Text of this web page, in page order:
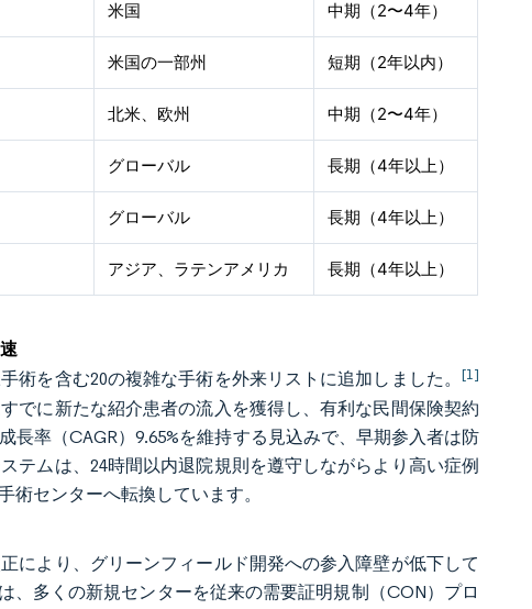
米国 中期（2〜4年）
米国の一部州 短期（2年以内）
北米、欧州 中期（2〜4年）
グローバル 長期（4年以上）
グローバル 長期（4年以上）
アジア、ラテンアメリカ 長期（4年以上）
を含む20の複雑な手術を外来リストに追加しました。 [1]
でに新たな紹介患者の流入を獲得し、有利な民間保険契約
長率（CAGR）9.65%を維持する見込みで、早期参入者は防
テムは、24時間以内退院規則を遵守しながらより高い症例
センターへ転換しています。
により、グリーンフィールド開発への参入障壁が低下して
、多くの新規センターを従来の需要証明規制（CON）プロ